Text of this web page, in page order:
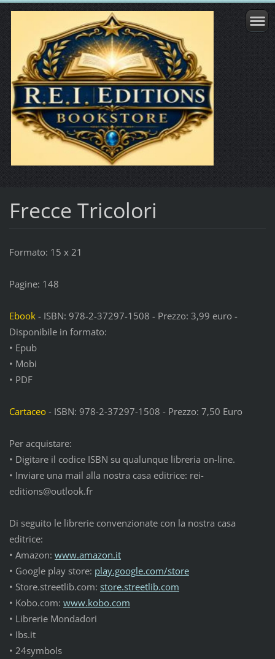
Frecce Tricolori
Formato: 15 x 21
Pagine: 148
Ebook - ISBN: 978-2-37297-1508 - Prezzo: 3,99 euro -
Disponibile in formato:
• Epub
• Mobi
• PDF
Cartaceo- ISBN: 978-2-37297-1508 - Prezzo: 7,50 Euro
Per acquistare:
• Digitare il codice ISBN su qualunque libreria on-line.
• Inviare una mail alla nostra casa editrice: rei-
editions@outlook.fr
Di seguito le librerie convenzionate con la nostra casa
editrice:
• Amazon: www.amazon.it
• Google play store: play.google.com/store
• Store.streetlib.com: store.streetlib.com
• Kobo.com: www.kobo.com
• Librerie Mondadori
• Ibs.it
• 24symbols